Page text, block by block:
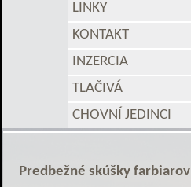
LINKY
KONTAKT
INZERCIA
TLAČIVÁ
CHOVNÍ JEDINCI
Predbežné skúšky farbiarov